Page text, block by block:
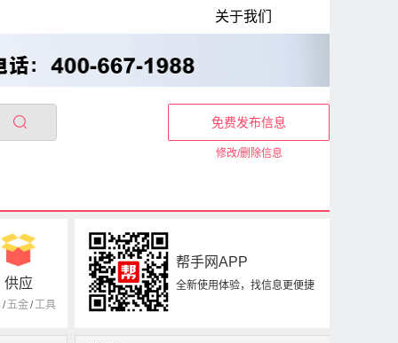
关于我们
免费发布信息
修改/删除信息
供应
/五金/工具
帮手网APP
全新使用体验，找信息更便捷